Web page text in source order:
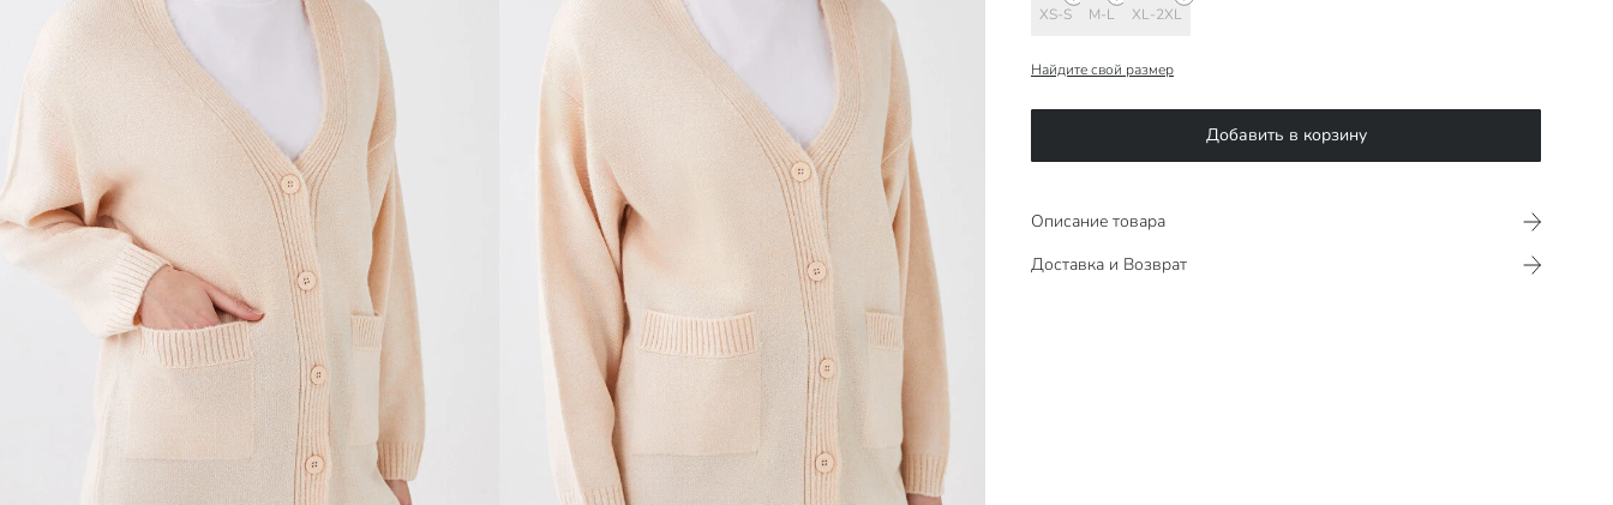
XS-S M-L XL-2XL
Найдите свой размер
Добавить в корзину
Описание товара
Доставка и Возврат